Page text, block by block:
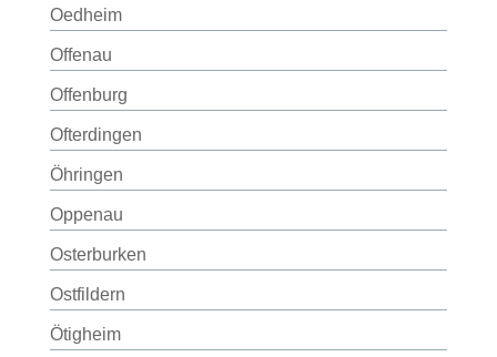
Oedheim
Offenau
Offenburg
Ofterdingen
Öhringen
Oppenau
Osterburken
Ostfildern
Ötigheim